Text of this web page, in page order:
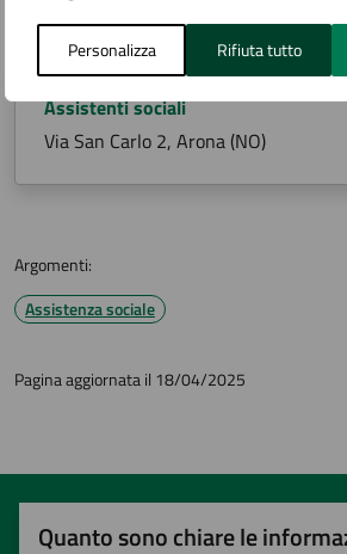
Personalizza Rifiuta tutto
Assistenti sociali
Via San Carlo 2, Arona (NO)
Argomenti:
Assistenza sociale
Pagina aggiornata il 18/04/2025
Quanto sono chiare le